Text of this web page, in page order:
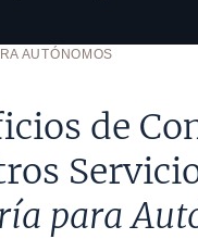
AUTÓNOMOS
de
para